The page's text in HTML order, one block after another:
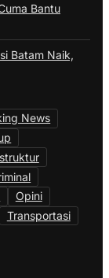
Bantu
Batam Naik,
News
Opini
Transportasi